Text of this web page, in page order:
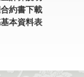
約書下載
本資料表